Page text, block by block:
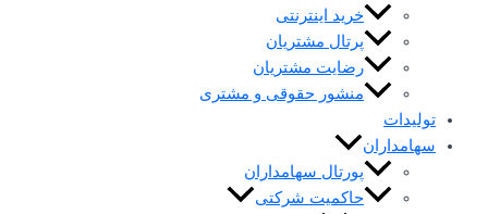
خرید اینترنتی
پرتال مشتریان
رضایت مشتریان
منشور حقوقی و مشتری
تولیدات
سهامداران
پورتال سهامداران
حاکمیت شرکتی